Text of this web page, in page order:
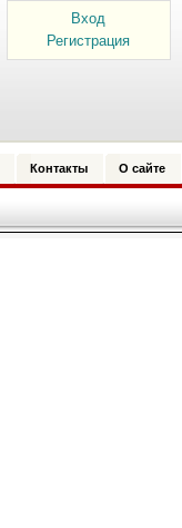
Вход
Регистрация
Контакты О сайте